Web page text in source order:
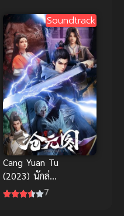
Soundtrack
Cang Yuan Tu
(2023) นักล่า
อสูรกาย
7